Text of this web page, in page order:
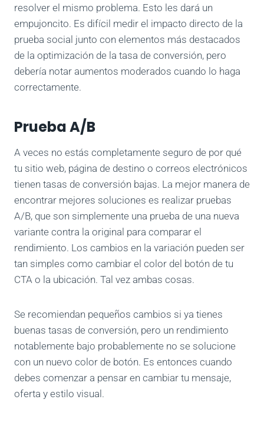
resolver el mismo problema. Esto les dará un
empujoncito. Es difícil medir el impacto directo de la
prueba social junto con elementos más destacados
de la optimización de la tasa de conversión, pero
debería notar aumentos moderados cuando lo haga
correctamente.
Prueba A/B
A veces no estás completamente seguro de por qué
tu sitio web, página de destino o correos electrónicos
tienen tasas de conversión bajas. La mejor manera de
encontrar mejores soluciones es realizar pruebas
A/B, que son simplemente una prueba de una nueva
variante contra la original para comparar el
rendimiento. Los cambios en la variación pueden ser
tan simples como cambiar el color del botón de tu
CTA o la ubicación. Tal vez ambas cosas.
Se recomiendan pequeños cambios si ya tienes
buenas tasas de conversión, pero un rendimiento
notablemente bajo probablemente no se solucione
con un nuevo color de botón. Es entonces cuando
debes comenzar a pensar en cambiar tu mensaje,
oferta y estilo visual.